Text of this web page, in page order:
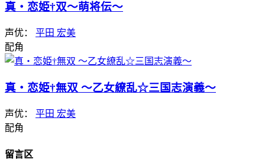
真・恋姫†双～萌将伝～
声优： 平田 宏美
配角
真・恋姫†無双 〜乙女繚乱☆三国志演義〜
声优： 平田 宏美
配角
留言区